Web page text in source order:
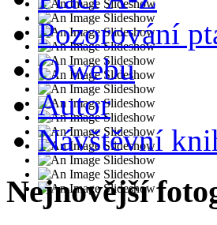
Pozorování
O webu
Autor
Návštěvní
Nejnovější